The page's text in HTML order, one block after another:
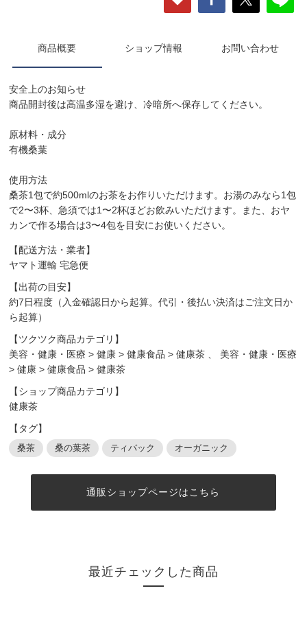
商品概要 ショップ情報 お問い合わせ
安全上のお知らせ
商品開封後は高温多湿を避け、冷暗所へ保存してください。
原材料・成分
有機桑葉
使用方法
桑茶1包で約500mlのお茶をお作りいただけます。お湯のみなら1包
で2〜3杯、急須では1〜2杯ほどお飲みいただけます。また、おヤ
カンで作る場合は3〜4包を目安にお使いください。
【配送方法・業者】
ヤマト運輸 宅急便
【出荷の目安】
約7日程度（入金確認日から起算。代引・後払い決済はご注文日か
ら起算）
【ツクツク商品カテゴリ】
美容・健康・医療 >健康 >健康食品 >健康茶
美容・健康・医療
>健康 >健康食品 >健康茶
【ショップ商品カテゴリ】
健康茶
【タグ】
桑茶 桑の葉茶 ティバック オーガニック
通販ショップページはこちら
最近チェックした商品